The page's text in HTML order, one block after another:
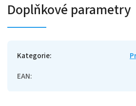
Doplňkové parametry
Kategorie:
EAN: